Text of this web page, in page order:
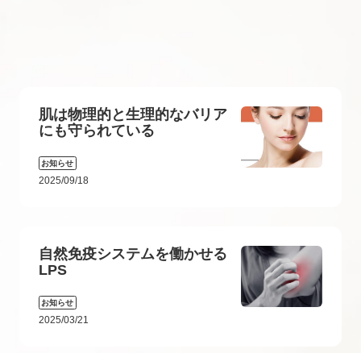
肌は物理的と生理的なバリア
にも守られている
お知らせ
2025/09/18
自然免疫システムを働かせる
LPS
お知らせ
2025/03/21